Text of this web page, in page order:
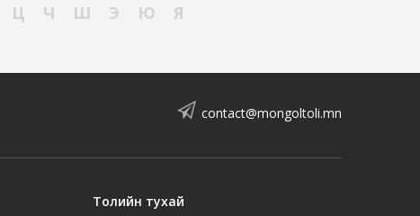
Ц Ч Ш Э Ю Я
contact@mongoltoli.mn
Толийн тухай